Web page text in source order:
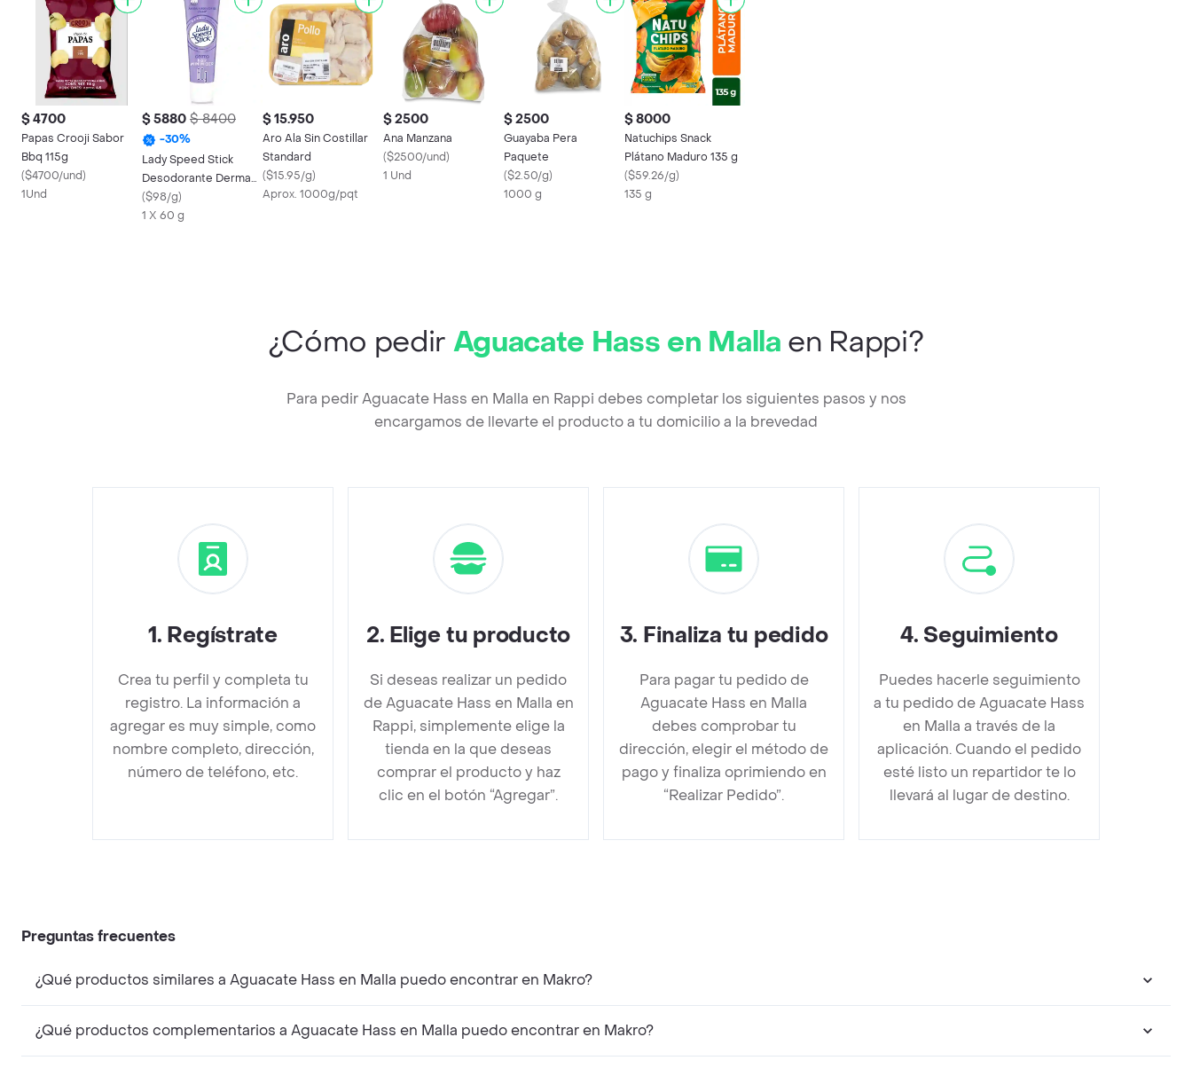
$ 4700
Papas Crooji Sabor
Bbq 115g
($4700/und)
1Und
$ 5880 $ 8400
-30%
Lady Speed Stick
Desodorante Derma
Hair Minimizer Mujer
60 g
($98/g)
1 X 60 g
$ 15.950
Aro Ala Sin Costillar
Standard
($15.95/g)
Aprox. 1000g/pqt
$ 2500
Ana Manzana
($2500/und)
1 Und
$ 2500
Guayaba Pera
Paquete
($2.50/g)
1000 g
$ 8000
Natuchips Snack
Plátano Maduro 135 g
($59.26/g)
135 g
¿Cómo pedir Aguacate Hass en Malla en Rappi?
Para pedir Aguacate Hass en Malla en Rappi debes completar los siguientes pasos y nos
encargamos de llevarte el producto a tu domicilio a la brevedad
1. Regístrate
Crea tu perfil y completa tu
registro. La información a
agregar es muy simple, como
nombre completo, dirección,
número de teléfono, etc.
2. Elige tu producto
Si deseas realizar un pedido
de Aguacate Hass en Malla en
Rappi, simplemente elige la
tienda en la que deseas
comprar el producto y haz
clic en el botón “Agregar”.
3. Finaliza tu pedido
Para pagar tu pedido de
Aguacate Hass en Malla
debes comprobar tu
dirección, elegir el método de
pago y finaliza oprimiendo en
“Realizar Pedido”.
4. Seguimiento
Puedes hacerle seguimiento
a tu pedido de Aguacate Hass
en Malla a través de la
aplicación. Cuando el pedido
esté listo un repartidor te lo
llevará al lugar de destino.
Preguntas frecuentes
¿Qué productos similares a Aguacate Hass en Malla puedo encontrar en Makro?
¿Qué productos complementarios a Aguacate Hass en Malla puedo encontrar en Makro?